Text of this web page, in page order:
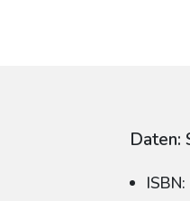
Daten: